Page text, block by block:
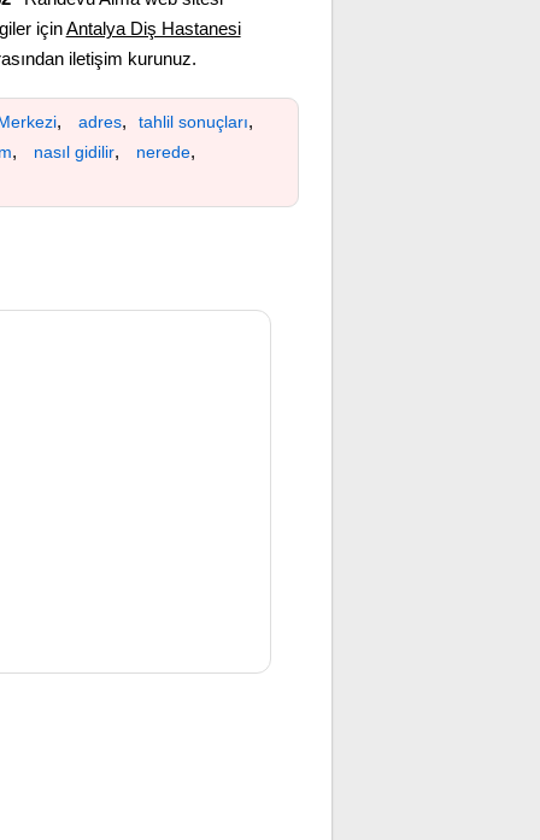
içinAntalya Diş Hastanesi
iletişim kurunuz.
, adres, tahlil sonuçları,
, nasıl gidilir, nerede,